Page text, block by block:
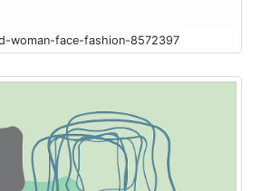
woman-face-fashion-8572397